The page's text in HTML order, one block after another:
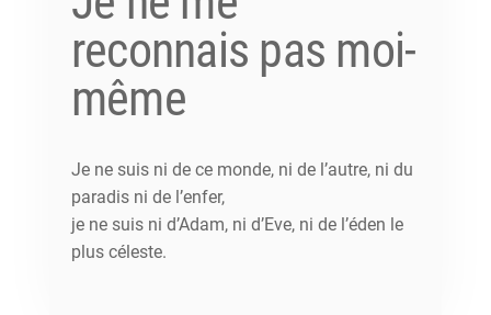
reconnais pas moi-
même
Je ne suis ni de ce monde, ni de l’autre, ni du
paradis ni de l’enfer,
je ne suis ni d’Adam, ni d’Eve, ni de l’éden le
plus céleste.